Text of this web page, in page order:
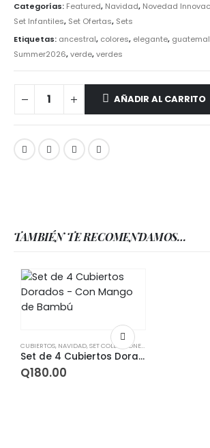
Categorías: Featured, Navidad, Novedad
Set Infantiles, Set Ofertas, Sets
Etiquetas: ancestral, colores, elegante,
Summer2026,verde,verdes
AÑADIR AL CARRITO
TAMBIÉN TE RECOMENDAMOS…
CUBIERTOS, NAVIDAD,SET COLECCIONES
Set de 4 Cubiertos Dorados – Con Mango de Bambú
Q180.00